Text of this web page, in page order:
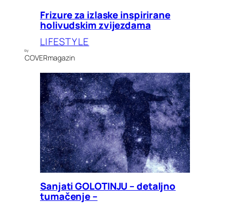
Frizure za izlaske inspirirane
holivudskim zvijezdama
LIFESTYLE
by
COVERmagazin
Sanjati GOLOTINJU – detaljno
tumačenje –